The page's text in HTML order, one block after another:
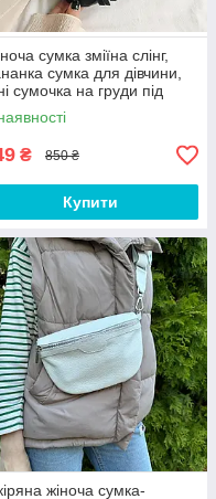
сумка зміїна слінг,
сумка для дівчини,
сумочка на груди під
₴ 850 ₴
Купити
жіноча сумка-